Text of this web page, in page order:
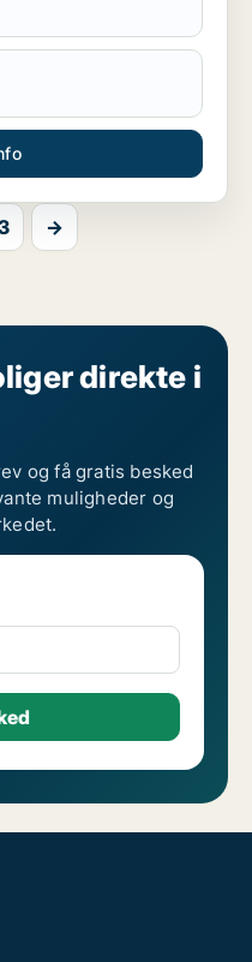
→
direkte i
og få gratis besked
muligheder og